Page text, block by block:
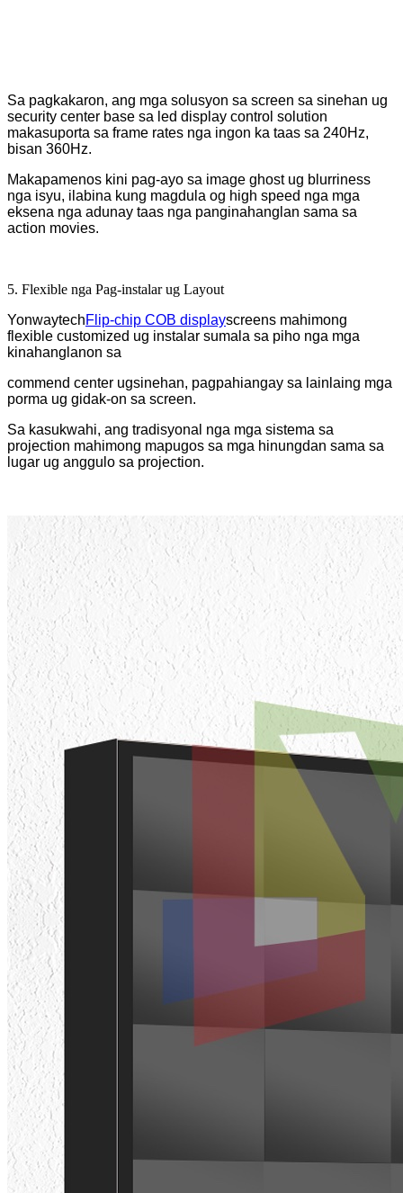
Sa pagkakaron, ang mga solusyon sa screen sa sinehan ug
security center base sa led display control solution
makasuporta sa frame rates nga ingon ka taas sa 240Hz,
bisan 360Hz.
Makapamenos kini pag-ayo sa image ghost ug blurriness
nga isyu, ilabina kung magdula og high speed nga mga
eksena nga adunay taas nga panginahanglan sama sa
action movies.
5. Flexible nga Pag-instalar ug Layout
YonwaytechFlip-chip COB displayscreens mahimong
flexible customized ug instalar sumala sa piho nga mga
kinahanglanon sa
commend center ugsinehan, pagpahiangay sa lainlaing mga
porma ug gidak-on sa screen.
Sa kasukwahi, ang tradisyonal nga mga sistema sa
projection mahimong mapugos sa mga hinungdan sama sa
lugar ug anggulo sa projection.